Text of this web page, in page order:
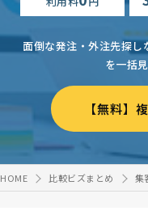
面倒な発注・外注先探し
を一括
【無料】
HOME 比較ビズまとめ 集